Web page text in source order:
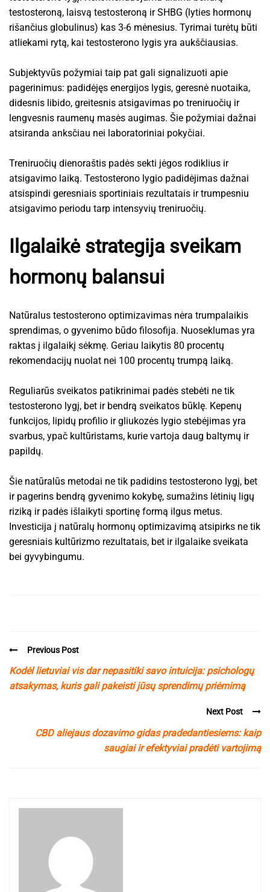
testosteroną, laisvą testosteroną ir SHBG (lyties hormonų
rišančius globulinus) kas 3-6 mėnesius. Tyrimai turėtų būti
atliekami rytą, kai testosterono lygis yra aukščiausias.
Subjektyvūs požymiai taip pat gali signalizuoti apie
pagerinimus: padidėjęs energijos lygis, geresnė nuotaika,
didesnis libido, greitesnis atsigavimas po treniruočių ir
lengvesnis raumenų masės augimas. Šie požymiai dažnai
atsiranda anksčiau nei laboratoriniai pokyčiai.
Treniruočių dienoraštis padės sekti jėgos rodiklius ir
atsigavimo laiką. Testosterono lygio padidėjimas dažnai
atsispindi geresniais sportiniais rezultatais ir trumpesniu
atsigavimo periodu tarp intensyvių treniruočių.
Ilgalaikė strategija sveikam
hormonų balansui
Natūralus testosterono optimizavimas nėra trumpalaikis
sprendimas, o gyvenimo būdo filosofija. Nuoseklumas yra
raktas į ilgalaikį sėkmę. Geriau laikytis 80 procentų
rekomendacijų nuolat nei 100 procentų trumpą laiką.
Reguliarūs sveikatos patikrinimai padės stebėti ne tik
testosterono lygį, bet ir bendrą sveikatos būklę. Kepenų
funkcijos, lipidų profilio ir gliukozės lygio stebėjimas yra
svarbus, ypač kultūristams, kurie vartoja daug baltymų ir
papildų.
Šie natūralūs metodai ne tik padidins testosterono lygį, bet
ir pagerins bendrą gyvenimo kokybę, sumažins lėtinių ligų
riziką ir padės išlaikyti sportinę formą ilgus metus.
Investicija į natūralų hormonų optimizavimą atsipirks ne tik
geresniais kultūrizmo rezultatais, bet ir ilgalaike sveikata
bei gyvybingumu.
Previous Post
Kodėl lietuviai vis dar nepasitiki savo intuicija: psichologų
atsakymas, kuris gali pakeisti jūsų sprendimų priėmimą
Next Post
CBD aliejaus dozavimo gidas pradedantiesiems: kaip
saugiai ir efektyviai pradėti vartojimą